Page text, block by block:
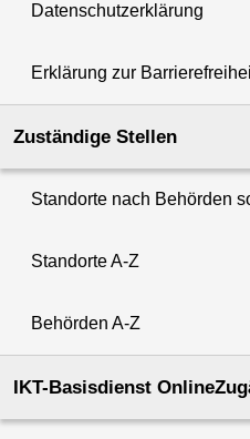
Datenschutzerklärung
Erklärung zur
Zuständige Stellen
Standorte nach Behörden
Standorte A-Z
Behörden A-Z
IKT-Basisdienst